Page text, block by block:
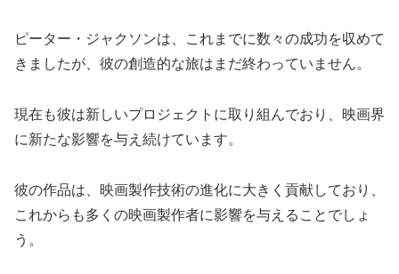
ピーター・ジャクソンは、これまでに数々の成功を収めて
きましたが、彼の創造的な旅はまだ終わっていません。
現在も彼は新しいプロジェクトに取り組んでおり、映画界
に新たな影響を与え続けています。
彼の作品は、映画製作技術の進化に大きく貢献しており、
これからも多くの映画製作者に影響を与えることでしょ
う。